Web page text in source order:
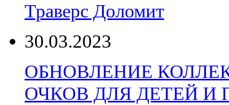
Траверс Доломит
30.03.2023
ОБНОВЛЕНИЕ
ОЧКОВ ДЛЯ ДЕТЕЙ И